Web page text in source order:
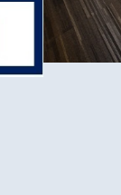
全